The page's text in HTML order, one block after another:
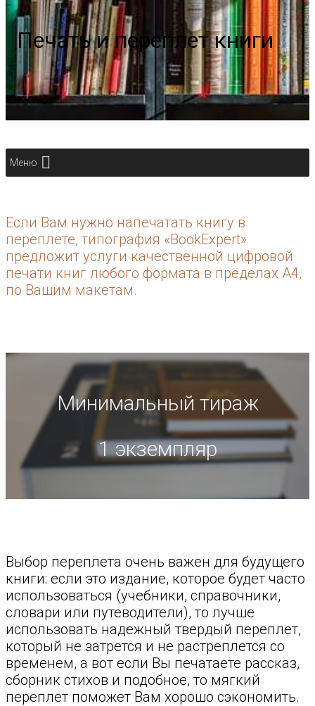
Печать и переплет книги
Меню
Если Вам нужно напечатать книгу в
переплете, типография «BookExpert»
предложит услуги качественной цифровой
печати книг любого формата в пределах А4,
по Вашим макетам.
Минимальный тираж
1 экземпляр
Выбор переплета очень важен для будущего
книги: если это издание, которое будет часто
использоваться (учебники, справочники,
словари или путеводители), то лучше
использовать надежный твердый переплет,
который не затрется и не растреплется со
временем, а вот если Вы печатаете рассказ,
сборник стихов и подобное, то мягкий
переплет поможет Вам хорошо сэкономить.